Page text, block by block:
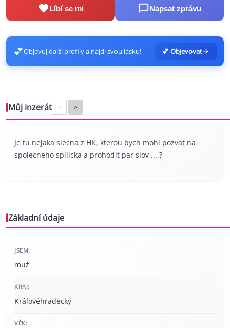
Líbí se mi Napsat zprávu
💕Objevuj další profily a najdi svou lásku! 💕 Objevovat
Můj inzerát < >
Je tu nejaka slecna z HK, kterou bych mohl pozvat na
spolecneho spiiicka a prohodit par slov ....?
Základní údaje
JSEM:
muž
KRAJ:
Královéhradecký
VĚK: